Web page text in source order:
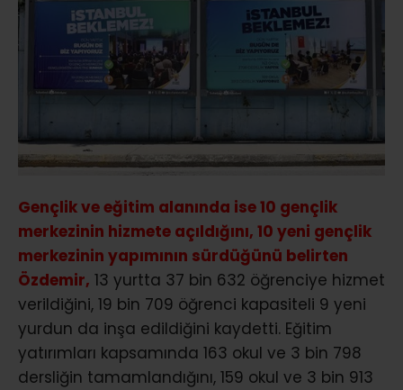
Gençlik ve eğitim alanında ise 10 gençlik
merkezinin hizmete açıldığını, 10 yeni gençlik
merkezinin yapımının sürdüğünü belirten
Özdemir, 13 yurtta 37 bin 632 öğrenciye hizmet
verildiğini, 19 bin 709 öğrenci kapasiteli 9 yeni
yurdun da inşa edildiğini kaydetti. Eğitim
yatırımları kapsamında 163 okul ve 3 bin 798
dersliğin tamamlandığını, 159 okul ve 3 bin 913